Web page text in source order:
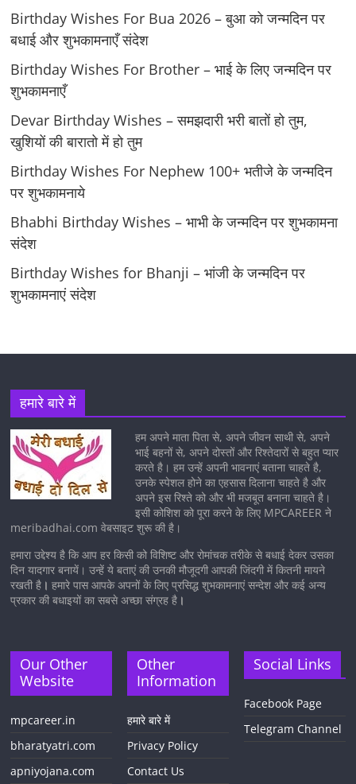
Birthday Wishes For Bua 2026 – बुआ को जन्मदिन पर
बधाई और शुभकामनाएँ संदेश
Birthday Wishes For Brother – भाई के लिए जन्मदिन पर
शुभकामनाएँ
Devar Birthday Wishes – समझदारी भरी बातों हो तुम,
खुशियों की बारातो में हो तुम
Birthday Wishes For Nephew 100+ भतीजे के जन्मदिन
पर शुभकामनाये
Bhabhi Birthday Wishes – भाभी के जन्मदिन पर शुभकामना
संदेश
Birthday Wishes for Bhanji – भांजी के जन्मदिन पर
शुभकामनाएं संदेश
हमारे बारे में
हम अपने माता पिता से, अपने जीवन साथी से, अपने
भाई बहनों से, अपने दोस्तों और रिश्तेदारों से बहुत प्यार
करते है। हम उन्हें अपनी भावनाएं बताना चाहते है,
उनके स्पेशल होने का एहसास दिलाना चाहते है और
अपने इस रिश्ते को और भी मजबूत बनाना चाहते है।
इसी कोशिश को पूरा करने के लिए MPCAREER ने
meribadhai.com वेबसाइट शुरू की है।
हमारा उद्देश्य है कि आप हर किसी को विशिष्ट और रोमांचक तरीके से बधाई देकर उसका
दिन यादगार बनायें। उन्हें ये बताएं की उनकी मौजूदगी आपकी जिंदगी में कितनी मायने
रखती है । हमारे पास आपके अपनों के लिए प्रसिद्ध शुभकामनाएं सन्देश और कई अन्य
प्रकार की बधाइयों का सबसे अच्छा संग्रह है ।
Our Other
Website
mpcareer.in
bharatyatri.com
apniyojana.com
Other
Information
हमारे बारे में
Privacy Policy
Contact Us
Social Links
Facebook Page
Telegram Channel